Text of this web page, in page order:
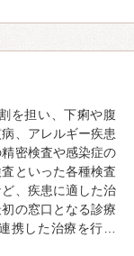
を担い、下痢や腹
、アレルギー疾患
密検査や感染症の
といった各種検査
、疾患に適した治
の窓口となる診療
携した治療を行…